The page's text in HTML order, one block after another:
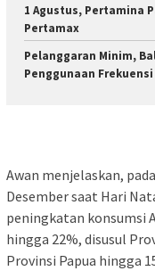
1 Agustus, Pertamina
Pertamax
Pelanggaran Minim,
Penggunaan Frekuensi
Awan menjelaskan,
Desember saat Hari
peningkatan konsumsi
hingga 22%, disusul
Provinsi Papua hingga